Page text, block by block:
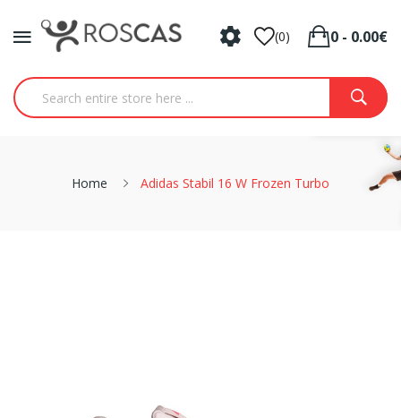
(0) 0 - 0.00€
Home Adidas Stabil 16 W Frozen Turbo